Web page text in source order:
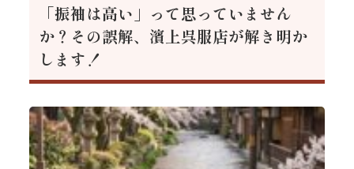
「振袖は高い」って思っていません
か？その誤解、濱上呉服店が解き明か
します！